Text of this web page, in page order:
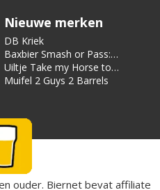
Nieuwe merken
DB Kriek
Baxbier Smash or Pass:
Strata
Uiltje Take my Horse to
the Hotel Room
Muifel 2 Guys 2 Barrels
ouder. Biernet bevat affiliate